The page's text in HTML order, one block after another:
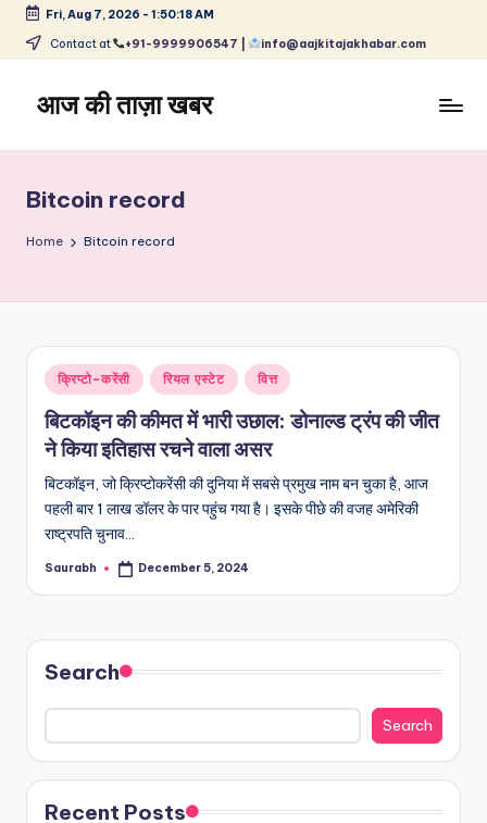
Skip
content
Fri, Aug 7, 2026 - 1:50:18 AM
Contact at +91-9999906547 | info@aajkitajakhabar.com
आज की ताज़ा खबर
ताज़ा
समाचार
–
और
विश्व
Bitcoin record
Home Bitcoin record
Posted
in
क्रिप्टो-करेंसी रियल एस्टेट वित्त
बिटकॉइन की कीमत में भारी उछाल: डोनाल्ड ट्रंप की जीत
ने किया इतिहास रचने वाला असर
बिटकॉइन, जो क्रिप्टोकरेंसी की दुनिया में सबसे प्रमुख नाम बन चुका है, आज
पहली बार 1 लाख डॉलर के पार पहुंच गया है। इसके पीछे की वजह अमेरिकी
राष्ट्रपति चुनाव…
Posted
Saurabh December 5, 2024
Search
Search
Recent Posts